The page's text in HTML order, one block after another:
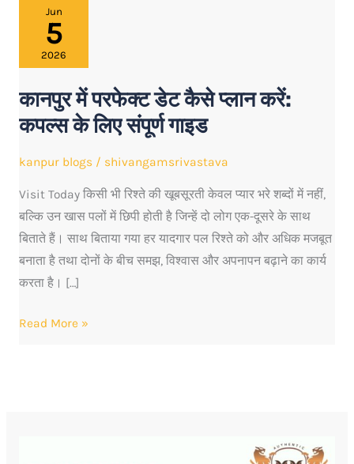
Jun
5
2026
कानपुर में परफेक्ट डेट कैसे प्लान करें:
कपल्स के लिए संपूर्ण गाइड
kanpur blogs / shivangamsrivastava
Visit Today किसी भी रिश्ते की खूबसूरती केवल प्यार भरे शब्दों में नहीं,
बल्कि उन खास पलों में छिपी होती है जिन्हें दो लोग एक-दूसरे के साथ
बिताते हैं। साथ बिताया गया हर यादगार पल रिश्ते को और अधिक मजबूत
बनाता है तथा दोनों के बीच समझ, विश्वास और अपनापन बढ़ाने का कार्य
करता है। […]
कानपुर
परफेक्ट
कैसे
प्लान
कपल्स
लिए
संपूर्ण
Read More »